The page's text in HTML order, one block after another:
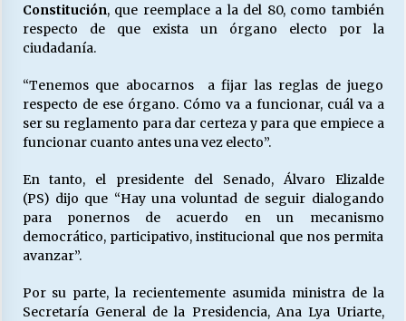
Constitución, que reemplace a la del 80, como también
respecto de que exista un órgano electo por la
ciudadanía.
“Tenemos que abocarnos a fijar las reglas de juego
respecto de ese órgano. Cómo va a funcionar, cuál va a
ser su reglamento para dar certeza y para que empiece a
funcionar cuanto antes una vez electo”.
En tanto, el presidente del Senado,
Álvaro Elizalde
(PS) dijo que “Hay una voluntad de seguir dialogando
para ponernos de acuerdo en un mecanismo
democrático, participativo, institucional que nos permita
avanzar”.
Por su parte, la recientemente asumida ministra de la
Secretaría General de la Presidencia, Ana Lya Uriarte,